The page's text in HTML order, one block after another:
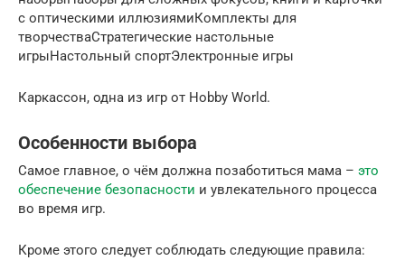
с оптическими иллюзиямиКомплекты для
творчестваСтратегические настольные
игрыНастольный спортЭлектронные игры
Каркассон, одна из игр от Hobby World.
Особенности выбора
Самое главное, о чём должна позаботиться мама – это
обеспечение безопасности и увлекательного процесса
во время игр.
Кроме этого следует соблюдать следующие правила: